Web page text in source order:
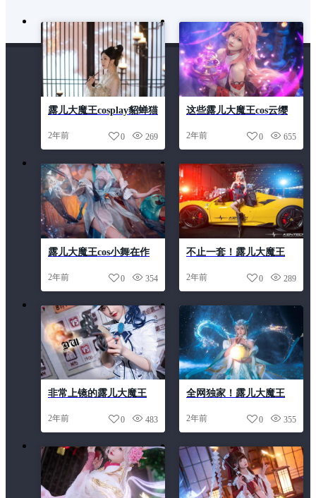
露儿大魔王cosplay貂蝉猫
盛世如何崛起
2年前 269
0
这些露儿大魔王cos云缨
不已
2年前 655
0
露儿大魔王cos小舞在作
2年前 354
0
不止一套！露儿大魔王
录
2年前 289
0
非常上镜的露儿大魔王
来一波自拍狂欢
2年前 483
0
全网独家！露儿大魔王
2年前 355
0